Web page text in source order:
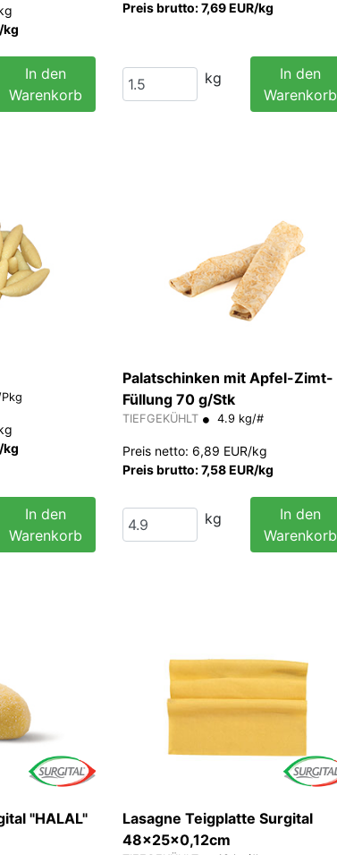
kg
In den
Warenkorb
Preis brutto: 7,69 EUR/kg
kg
In den
Warenkorb
kg
In den
Warenkorb
Palatschinken mit Apfel-Zimt-
Füllung 70 g/Stk
TIEFGEKÜHLT 4.9 kg/#
Preis netto: 6,89 EUR/kg
Preis brutto: 7,58 EUR/kg
kg
In den
Warenkorb
"HALAL"
Lasagne Teigplatte Surgital
48x25x0,12cm